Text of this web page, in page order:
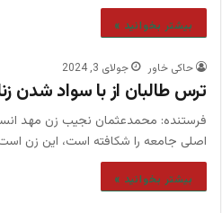
بیشتر بخوانید »
حاکی خاور جولای 3, 2024
ترس طالبان از با سواد شدن
فرستنده: محمدعثمان نجیب زن مهد
اصلی جامعه را شکافته است، این زن
بیشتر بخوانید »